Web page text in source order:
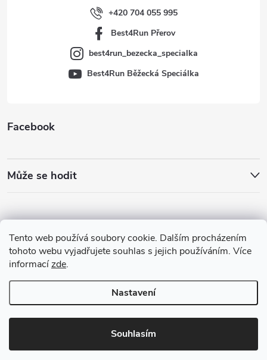
Tento web používá soubory cookie. Dalším procházením
tohoto webu vyjadřujete souhlas s jejich používáním. Více
informacízde.
Nastavení
Souhlasím
Facebook
Může se hodit
+420 704 055 995
Best4Run Přerov
best4run_bezecka_specialka
Best4Run Běžecká Speciálka
Copyright 2026Best4Run Běžecká speciálka. Všechna práva vyhrazena.